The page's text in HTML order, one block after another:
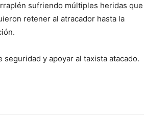
sufriendo múltiples heridas que
retener al atracador hasta la
y apoyar al taxista atacado.